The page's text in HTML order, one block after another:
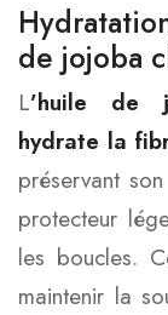
de jojoba
L’huile de
hydrate la
préservant
protecteur
les boucles.
maintenir la